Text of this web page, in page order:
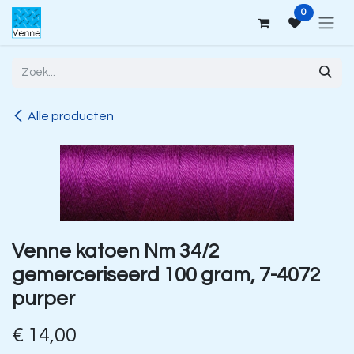
Overslaan naar inhoud 0
Alle producten
Venne katoen Nm 34/2
gemerceriseerd 100 gram, 7-4072
purper
€ 14,00